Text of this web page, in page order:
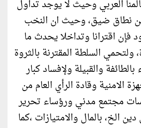
العربي وحيث لا يوجد تداول
نطاق ضيق، وحيث ان النخب
فإن اقترانا وتداخلا يحدث ما
ولتحمي السلطة المقترنة بالثروة
والقبيلة ولإفساد كبار
الامنية وقادة الرأي العام من
مجتمع مدني ورؤساء تحرير
الخ، بالمال والامتيازات ،كما